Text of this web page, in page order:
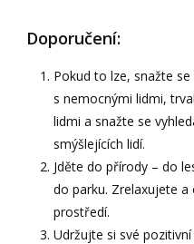
Doporučení:
Pokud to lze, snažte
s nemocnými lidmi,
lidmi a snažte se
smýšlejících lidí.
Jděte do přírody – do
do parku. Zrelaxujete
prostředí.
Udržujte si své